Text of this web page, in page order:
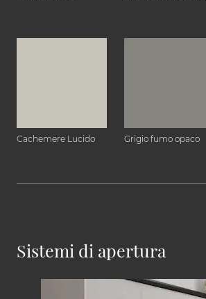
Cachemere Lucido Grigio fumo opaco
Sistemi di apertura